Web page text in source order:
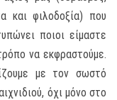
και φιλοδοξία) που
ποιοι είμαστε
να εκφραστούμε.
με τον σωστό
όχι μόνο στο